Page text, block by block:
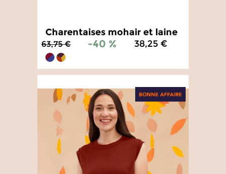
Charentaises mohair et laine
63,75 € -40 % 38,25 €